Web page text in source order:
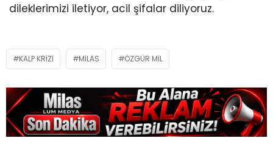
dileklerimizi iletiyor, acil şifalar diliyoruz.
KALP KRIZI MILAS ÖZGÜR MIL